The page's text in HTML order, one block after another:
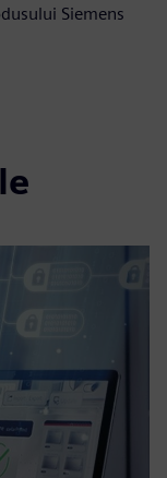
Siemens